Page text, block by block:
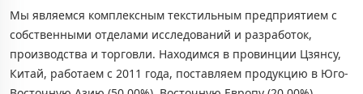
Мы являемся комплексным текстильным предприятием с
собственными отделами исследований и разработок,
производства и торговли. Находимся в провинции Цзянсу,
Китай, работаем с 2011 года, поставляем продукцию в Юго-